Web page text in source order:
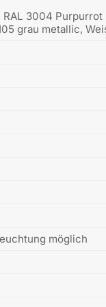
3004 Purpurrot
grau metallic,
möglich